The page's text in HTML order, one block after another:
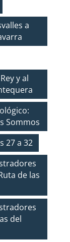
a
y al
Sommos
27 a 32
de las
del